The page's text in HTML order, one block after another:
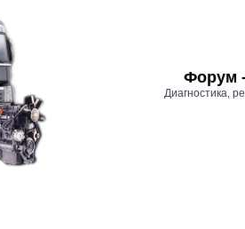
Форум -
Диагностика,